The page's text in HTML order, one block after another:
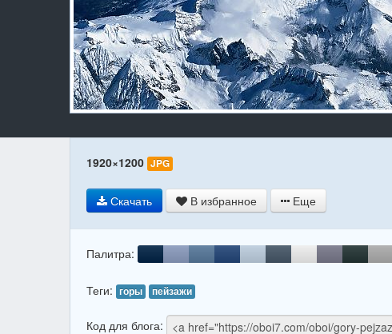
1920×1200 JPG
Скачать В избранное Еще
Палитра:
Теги: горы пейзажи
Код для блога: